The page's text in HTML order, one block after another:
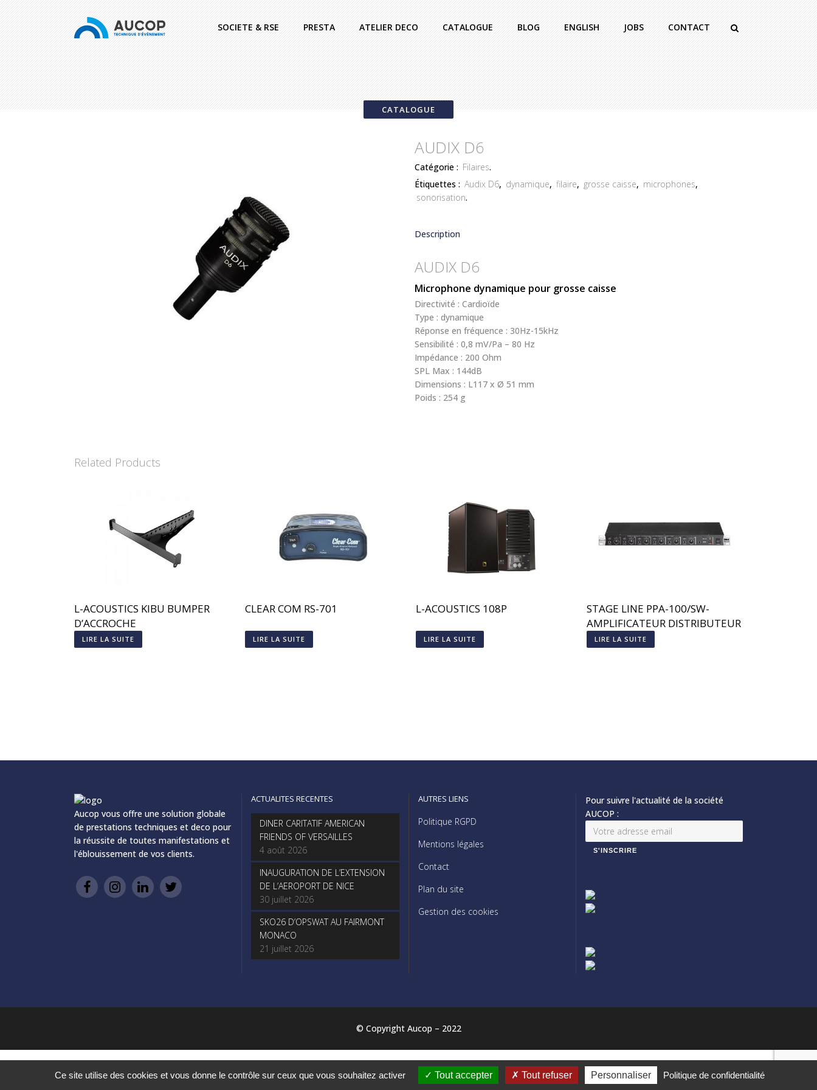
SOCIETE & RSE PRESTA ATELIER DECO CATALOGUE BLOG ENGLISH JOBS CONTACT
CATALOGUE
AUDIX D6
Catégorie : Filaires.
Étiquettes : Audix D6, dynamique, filaire, grosse caisse, microphones,
sonorisation.
Description
AUDIX D6
Microphone dynamique pour grosse caisse
Directivité : Cardioïde
Type : dynamique
Réponse en fréquence : 30Hz-15kHz
Sensibilité : 0,8 mV/Pa – 80 Hz
Impédance : 200 Ohm
SPL Max : 144dB
Dimensions : L117 x Ø 51 mm
Poids : 254 g
Related Products
L-ACOUSTICS KIBU BUMPER
D’ACCROCHE
LIRE LA SUITE
CLEAR COM RS-701
LIRE LA SUITE
L-ACOUSTICS 108P
LIRE LA SUITE
STAGE LINE PPA-100/SW-
AMPLIFICATEUR DISTRIBUTEUR
DE CASQUES
LIRE LA SUITE
Aucop vous offre une solution globale
de prestations techniques et deco pour
la réussite de toutes manifestations et
l'éblouissement de vos clients.
ACTUALITES RECENTES
DINER CARITATIF AMERICAN
FRIENDS OF VERSAILLES
4 août 2026
INAUGURATION DE L’EXTENSION
DE L’AEROPORT DE NICE
30 juillet 2026
SKO26 D’OPSWAT AU FAIRMONT
MONACO
21 juillet 2026
AUTRES LIENS
Politique RGPD
Mentions légales
Contact
Plan du site
Gestion des cookies
Pour suivre l'actualité de la société
AUCOP :
© Copyright Aucop – 2022
© Copyright Aucop – 2022
Ce site utilise des cookies et vous donne le contrôle sur ceux que vous souhaitez activer Tout accepter Tout refuser Personnaliser Politique de confidentialité